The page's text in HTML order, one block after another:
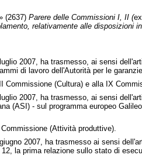
(2637) Parere delle Commissioni I, II (ex
relativamente alle disposizioni
2007, ha trasmesso, ai sensi
di lavoro dell'Autorità per le
(Cultura) e alla IX
2007, ha trasmesso, ai sensi
(ASI) - sul programma europeo
(Attività produttive).
2007, ha trasmesso ai sensi
la prima relazione sullo stato di